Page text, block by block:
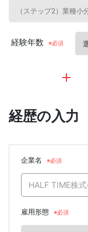
経験年数
経歴の入力
企業名
雇用形態